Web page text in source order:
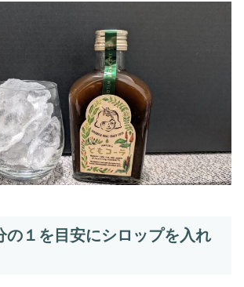
の１を目安にシロップを入れ